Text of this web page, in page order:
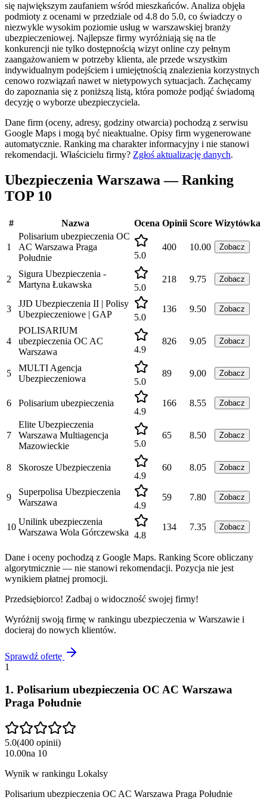
się największym zaufaniem wśród mieszkańców. Analiza objęła
podmioty z ocenami w przedziale od 4.8 do 5.0, co świadczy o
niezwykle wysokim poziomie usług w warszawskiej branży
ubezpieczeniowej. Najlepsze firmy wyróżniają się na tle
konkurencji nie tylko dostępnością wizyt online czy pełnym
zaangażowaniem w potrzeby klienta, ale przede wszystkim
indywidualnym podejściem i umiejętnością znalezienia korzystnych
cenowo rozwiązań nawet w nietypowych sytuacjach. Zachęcamy
do zapoznania się z poniższą listą, która pomoże podjąć świadomą
decyzję o wyborze ubezpieczyciela.
Dane firm (oceny, adresy, godziny otwarcia) pochodzą z serwisu
Google Maps i mogą być nieaktualne. Opisy firm wygenerowane
automatycznie. Ranking ma charakter informacyjny i nie stanowi
rekomendacji. Właścicielu firmy? Zgłoś aktualizację danych.
Ubezpieczenia Warszawa — Ranking
TOP 10
# Nazwa Ocena Opinii Score Wizytówka
1
Polisarium ubezpieczenia OC
AC Warszawa Praga
Południe
5.0
400 10.00 Zobacz
2
Sigura Ubezpieczenia -
Martyna Łukawska
5.0
218 9.75 Zobacz
3
JJD Ubezpieczenia II | Polisy
Ubezpieczeniowe | GAP
5.0
136 9.50 Zobacz
4
POLISARIUM
ubezpieczenia OC AC
Warszawa
4.9
826 9.05 Zobacz
5
MULTI Agencja
Ubezpieczeniowa
5.0
89 9.00 Zobacz
6
Polisarium ubezpieczenia
4.9
166 8.55 Zobacz
7
Elite Ubezpieczenia
Warszawa Multiagencja
Mazowieckie
5.0
65 8.50 Zobacz
8
Skorosze Ubezpieczenia
4.9
60 8.05 Zobacz
9
Superpolisa Ubezpieczenia
Warszawa
4.9
59 7.80 Zobacz
10
Unilink ubezpieczenia
Warszawa Wola Górczewska 4.8
134 7.35 Zobacz
Dane i oceny pochodzą z Google Maps. Ranking Score obliczany
algorytmicznie — nie stanowi rekomendacji. Pozycja nie jest
wynikiem płatnej promocji.
Przedsiębiorco! Zadbaj o widoczność swojej firmy!
Wyróżnij swoją firmę w rankingu ubezpieczenia w Warszawie i
docieraj do nowych klientów.
Sprawdź ofertę
1
1. Polisarium ubezpieczenia OC AC Warszawa
Praga Południe
5.0(400 opinii)
10.00na 10
Wynik w rankingu Lokalsy
Polisarium ubezpieczenia OC AC Warszawa Praga Południe